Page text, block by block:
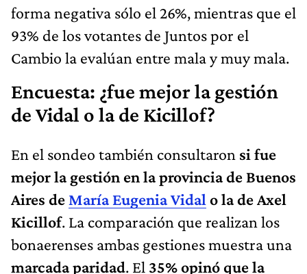
forma negativa sólo el 26%, mientras que el
93% de los votantes de Juntos por el
Cambio la evalúan entre mala y muy mala.
Encuesta: ¿fue mejor la gestión
de Vidal o la de Kicillof?
En el sondeo también consultaron si fue
mejor la gestión en la provincia de Buenos
Aires de María Eugenia Vidal o la de Axel
Kicillof. La comparación que realizan los
bonaerenses ambas gestiones muestra una
marcada paridad. El 35% opinó que la